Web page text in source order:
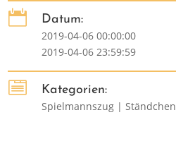

Datum:
2019-04-06 00:00:00
2019-04-06 23:59:59

Kategorien:
Spielmannszug | Ständchen